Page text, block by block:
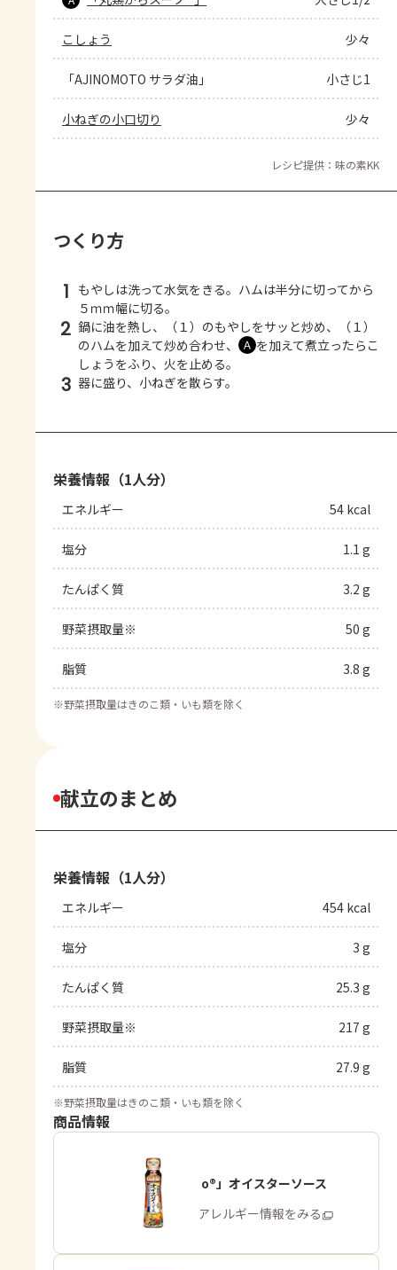
こしょう 少々
「AJINOMOTO サラダ油」 小さじ1
小ねぎの小口切り 少々
レシピ提供：味の素KK
つくり方
1 もやしは洗って水気をきる。ハムは半分に切ってから
５ｍｍ幅に切る。
2 鍋に油を熱し、（１）のもやしをサッと炒め、（１）
のハムを加えて炒め合わせ、
Ａ を加えて煮立ったらこ
しょうをふり、火を止める。
3 器に盛り、小ねぎを散らす。
栄養情報（1人分）
エネルギー 54 kcal
塩分 1.1 g
たんぱく質 3.2 g
野菜摂取量※ 50 g
脂質 3.8 g
※野菜摂取量はきのこ類・いも類を除く
献立のまとめ
栄養情報（1人分）
エネルギー 454 kcal
塩分 3 g
たんぱく質 25.3 g
野菜摂取量※ 217 g
脂質 27.9 g
※野菜摂取量はきのこ類・いも類を除く
商品情報
「Cook Do®」オイスターソース
商品・アレルギー情報をみる